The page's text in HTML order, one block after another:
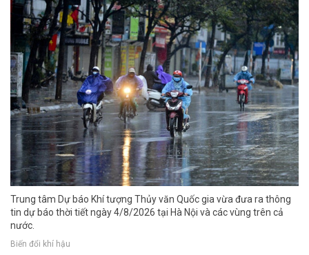
Trung tâm Dự báo Khí tượng Thủy văn Quốc gia vừa đưa ra thông
tin dự báo thời tiết ngày 4/8/2026 tại Hà Nội và các vùng trên cả
nước.
Biến đổi khí hậu